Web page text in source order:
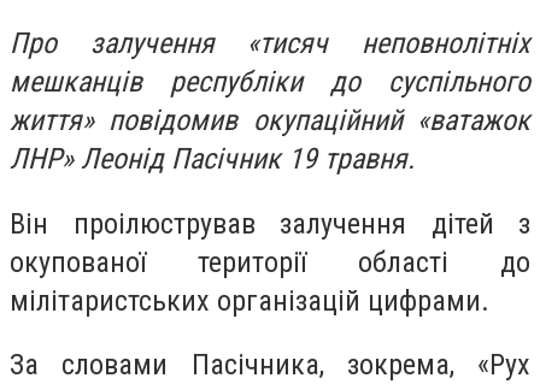
Про залучення «тисяч неповнолітніх
мешканців республіки до суспільного
життя» повідомив окупаційний «ватажок
ЛНР» Леонід Пасічник 19 травня.
Він проілюстрував залучення дітей з
окупованої території області до
мілітаристських організацій цифрами.
За словами Пасічника, зокрема, «Рух